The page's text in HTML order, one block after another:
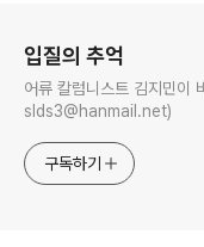
입질의 추억
어류 칼럼니스트 김지민이
slds3@hanmail.net)
구독하기